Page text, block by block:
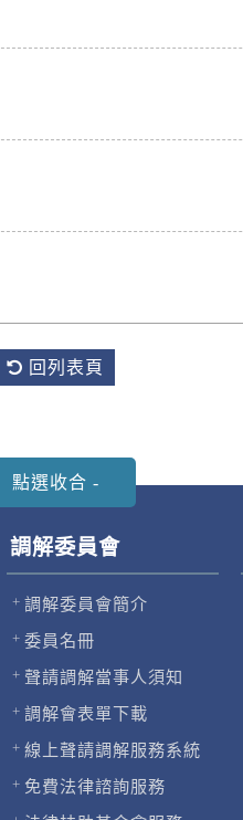
回列表頁
調解委員會
調解委員會簡介
委員名冊
聲請調解當事人須知
調解會表單下載
線上聲請調解服務系統
免費法律諮詢服務